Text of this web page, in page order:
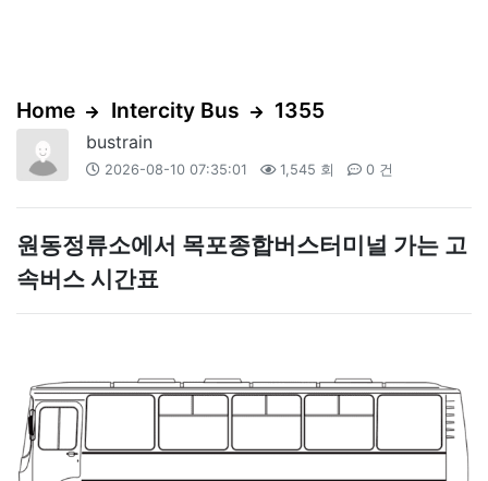
Home Intercity Bus 1355
bustrain
2026-08-10 07:35:01 1,545 회 0 건
원동정류소에서 목포종합버스터미널 가는 고
속버스 시간표